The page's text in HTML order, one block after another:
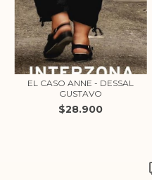
EL CASO ANNE - DESSAL
GUSTAVO
$28.900